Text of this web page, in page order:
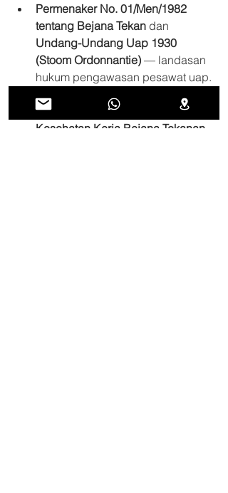
Permenaker No. 01/Men/1982
tentang Bejana Tekan dan
Undang-Undang Uap 1930
(Stoom Ordonnantie) — landasan
hukum pengawasan pesawat uap.
Permenaker No. 37 Tahun 2016
tentang Keselamatan dan
Kesehatan Kerja Bejana Tekanan